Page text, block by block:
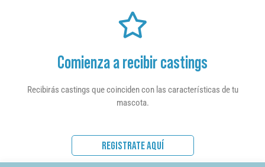
Comienza a recibir castings
Recibirás castings que coinciden con las características de tu
mascota.
REGISTRATE AQUÍ